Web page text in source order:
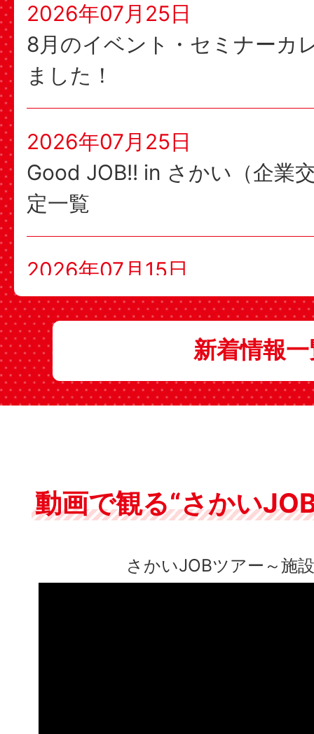
2026年07月25日
8月のイベント・セミナーカ
ました！
2026年07月25日
Good JOB!! in さかい（企業
定一覧
2026年07月15日
さかいJOBステーション お
間のお知らせ
2026年07月07日
2026年06月25日
台風等、災害時の対応につい
新着情報
動画で観る“さかい
さかいJOBツアー～施